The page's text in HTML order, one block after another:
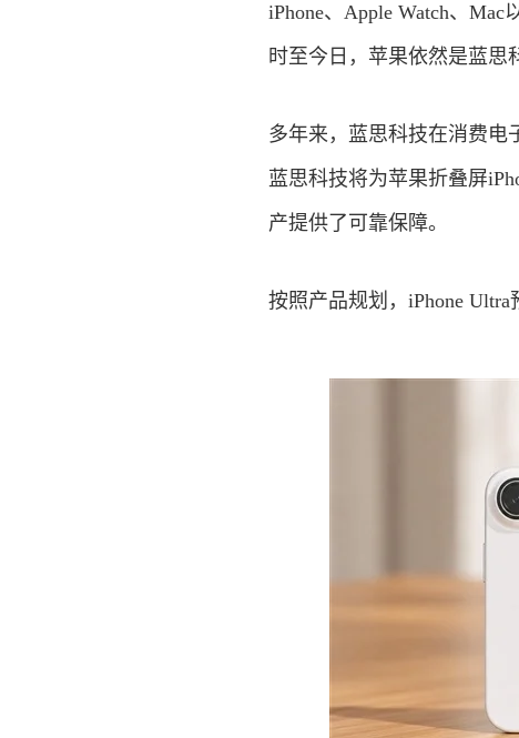
iPhone、Apple Watch、
时至今日，苹果依然是蓝思
多年来，蓝思科技在消费电
蓝思科技将为苹果折叠屏
产提供了可靠保障。
按照产品规划，iPhone Ultra